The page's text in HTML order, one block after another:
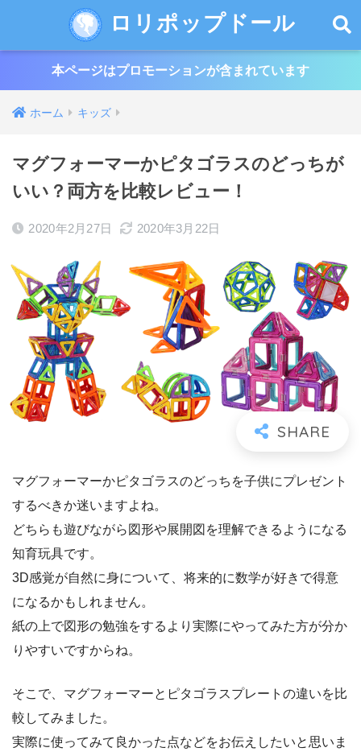
ロリポップドール
本ページはプロモーションが含まれています
ホーム キッズ
マグフォーマーかピタゴラスのどっちが
いい？両方を比較レビュー！
2020年2月27日 2020年3月22日
マグフォーマーかピタゴラスのどっちを子供にプレゼント
するべきか迷いますよね。
どちらも遊びながら図形や展開図を理解できるようになる
知育玩具です。
3D感覚が自然に身について、将来的に数学が好きで得意
になるかもしれません。
紙の上で図形の勉強をするより実際にやってみた方が分か
りやすいですからね。
そこで、マグフォーマーとピタゴラスプレートの違いを比
較してみました。
実際に使ってみて良かった点などをお伝えしたいと思いま